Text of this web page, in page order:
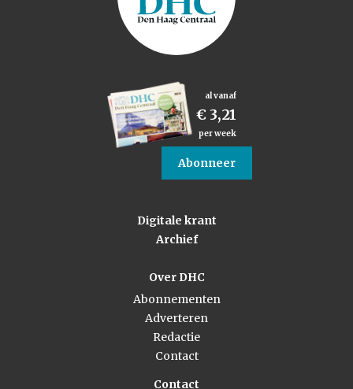
al vanaf
€ 3,21
per week
Abonneer
Digitale krant
Archief
Over DHC
Abonnementen
Adverteren
Redactie
Contact
Contact